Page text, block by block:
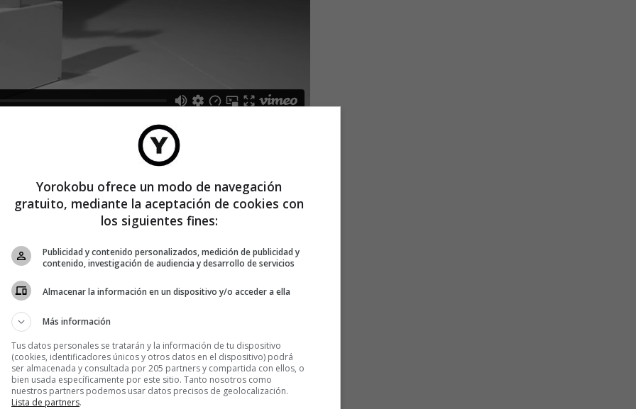
cuenta Giró. «Si tienes que dar una mala noticia, hazlo
forma. En un fin de semana escribí y compuse la
un estudio».
mejor de su etapa de cantautor en Madrid para componer
con la que pide disculpas por el retraso e indica a
o retirarse del proyecto.
han sido muy estresantes y así, con esta declaración,
filtro emocional. Nos ha descargado de un gran peso».
pincho en un algodón, que la música aplaca la selva. En
la noticia con humildad y suavidad. Por eso la cantó y
hemos tenido comentarios negativos. La mayoría de la
your idea. Keep going!’ (Yo compré tu idea. ¡Sigue con
al otro lado. Tenemos personas que confían en
Yorokobu ofrece un modo de navegación
gratuito, mediante la aceptación de cookies con
los siguientes fines:
Publicidad y contenido personalizados, medición de publicidad y
contenido, investigación de audiencia y desarrollo de servicios
Almacenar la información en un dispositivo y/o acceder a ella
Más información
Tus datos personales se tratarán y la información de tu dispositivo
(cookies, identificadores únicos y otros datos en el dispositivo) podrá
ser almacenada y consultada por 205 partners y compartida con ellos, o
bien usada específicamente por este sitio. Tanto nosotros como
nuestros partners podemos usar datos precisos de geolocalización.
Lista de partners.